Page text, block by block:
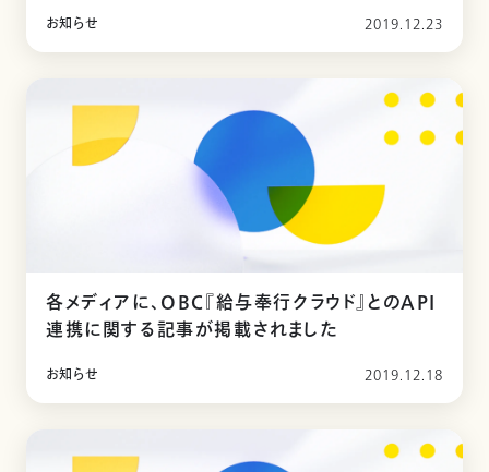
お知らせ 2019.12.23
各メディアに、OBC『給与奉行クラウド』とのAPI
連携に関する記事が掲載されました
お知らせ 2019.12.18